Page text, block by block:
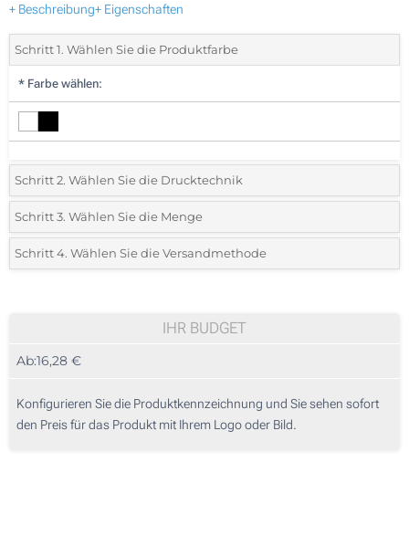
+ Beschreibung+ Eigenschaften
Schritt 1. Wählen Sie die Produktfarbe
* Farbe wählen:
Schritt 2. Wählen Sie die Drucktechnik
*Wählen Sie die Druck- und Farbtechniken für Ihr Logo:
Lasergravur (Auf einer Seite)
Schritt 3. Wählen Sie die Menge
*Bitte wählen Sie Ihre gewünschte Menge
10
50
Schritt 4. Wählen Sie die Versandmethode
IHR BUDGET
Ab:16,28 €
Konfigurieren Sie die Produktkennzeichnung und Sie sehen sofort
den Preis für das Produkt mit Ihrem Logo oder Bild.